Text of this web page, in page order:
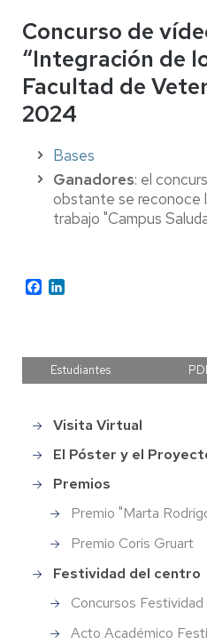
Concurso de
“Integración de
Facultad de
2024
Bases
Ganadores: el
obstante se reconoce
trabajo "Campus
Facebook
Estudiantes PDI
Main
menu
Visita Virtual
El Póster y el
Premios
Premio "Marta
Premio Coris Gruart
Festividad del centro
Concursos
Acto Académico